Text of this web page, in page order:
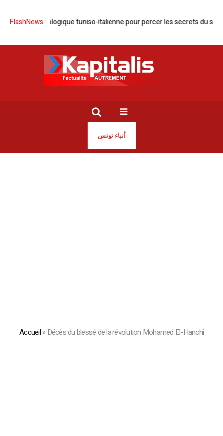
FlashNews:
archéologique tuniso-italienne pour percer les secrets du site de
أنباء تونس
Accueil»Décès du blessé de la révolution Mohamed El-Hanchi